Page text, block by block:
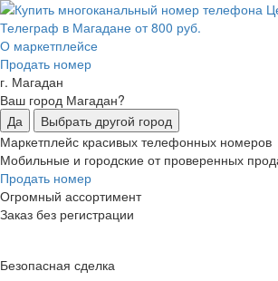
О маркетплейсе
Продать номер
г. Магадан
Ваш город Магадан?
Да
Выбрать другой город
Маркетплейс красивых телефонных номеров
Мобильные и городские от проверенных
Продать номер
Огромный ассортимент
Заказ без регистрации
Безопасная сделка